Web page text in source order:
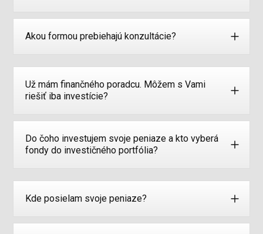
Akou formou prebiehajú konzultácie?
Už mám finančného poradcu. Môžem s Vami
riešiť iba investície?
Do čoho investujem svoje peniaze a kto vyberá
fondy do investičného portfólia?
Kde posielam svoje peniaze?